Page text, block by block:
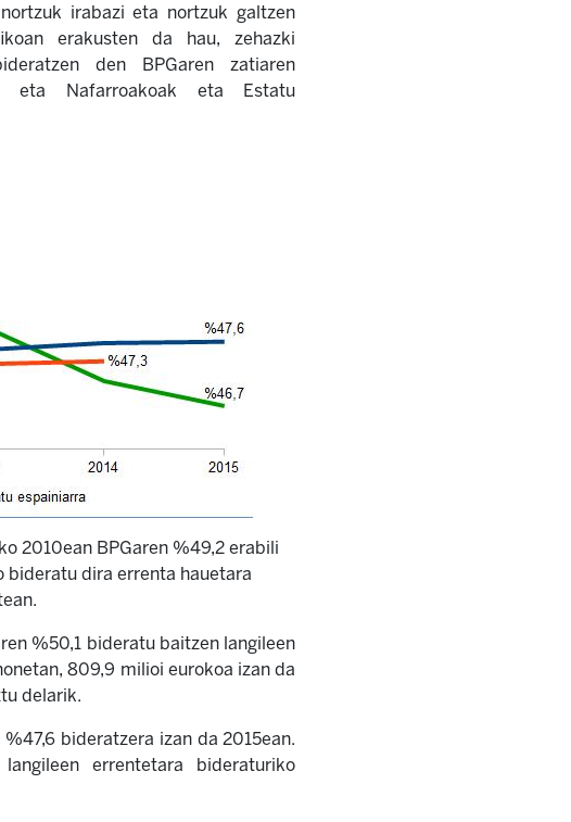
irabazi eta nortzuk galtzen
erakusten da hau, zehazki
den BPGaren zatiaren
eta Nafarroakoak eta Estatu
2010ean BPGaren %49,2 erabili
bideratu dira errenta hauetara
%50,1 bideratu baitzen langileen
809,9 milioi eurokoa izan da
delarik.
bideratzera izan da 2015ean.
errentetara bideraturiko